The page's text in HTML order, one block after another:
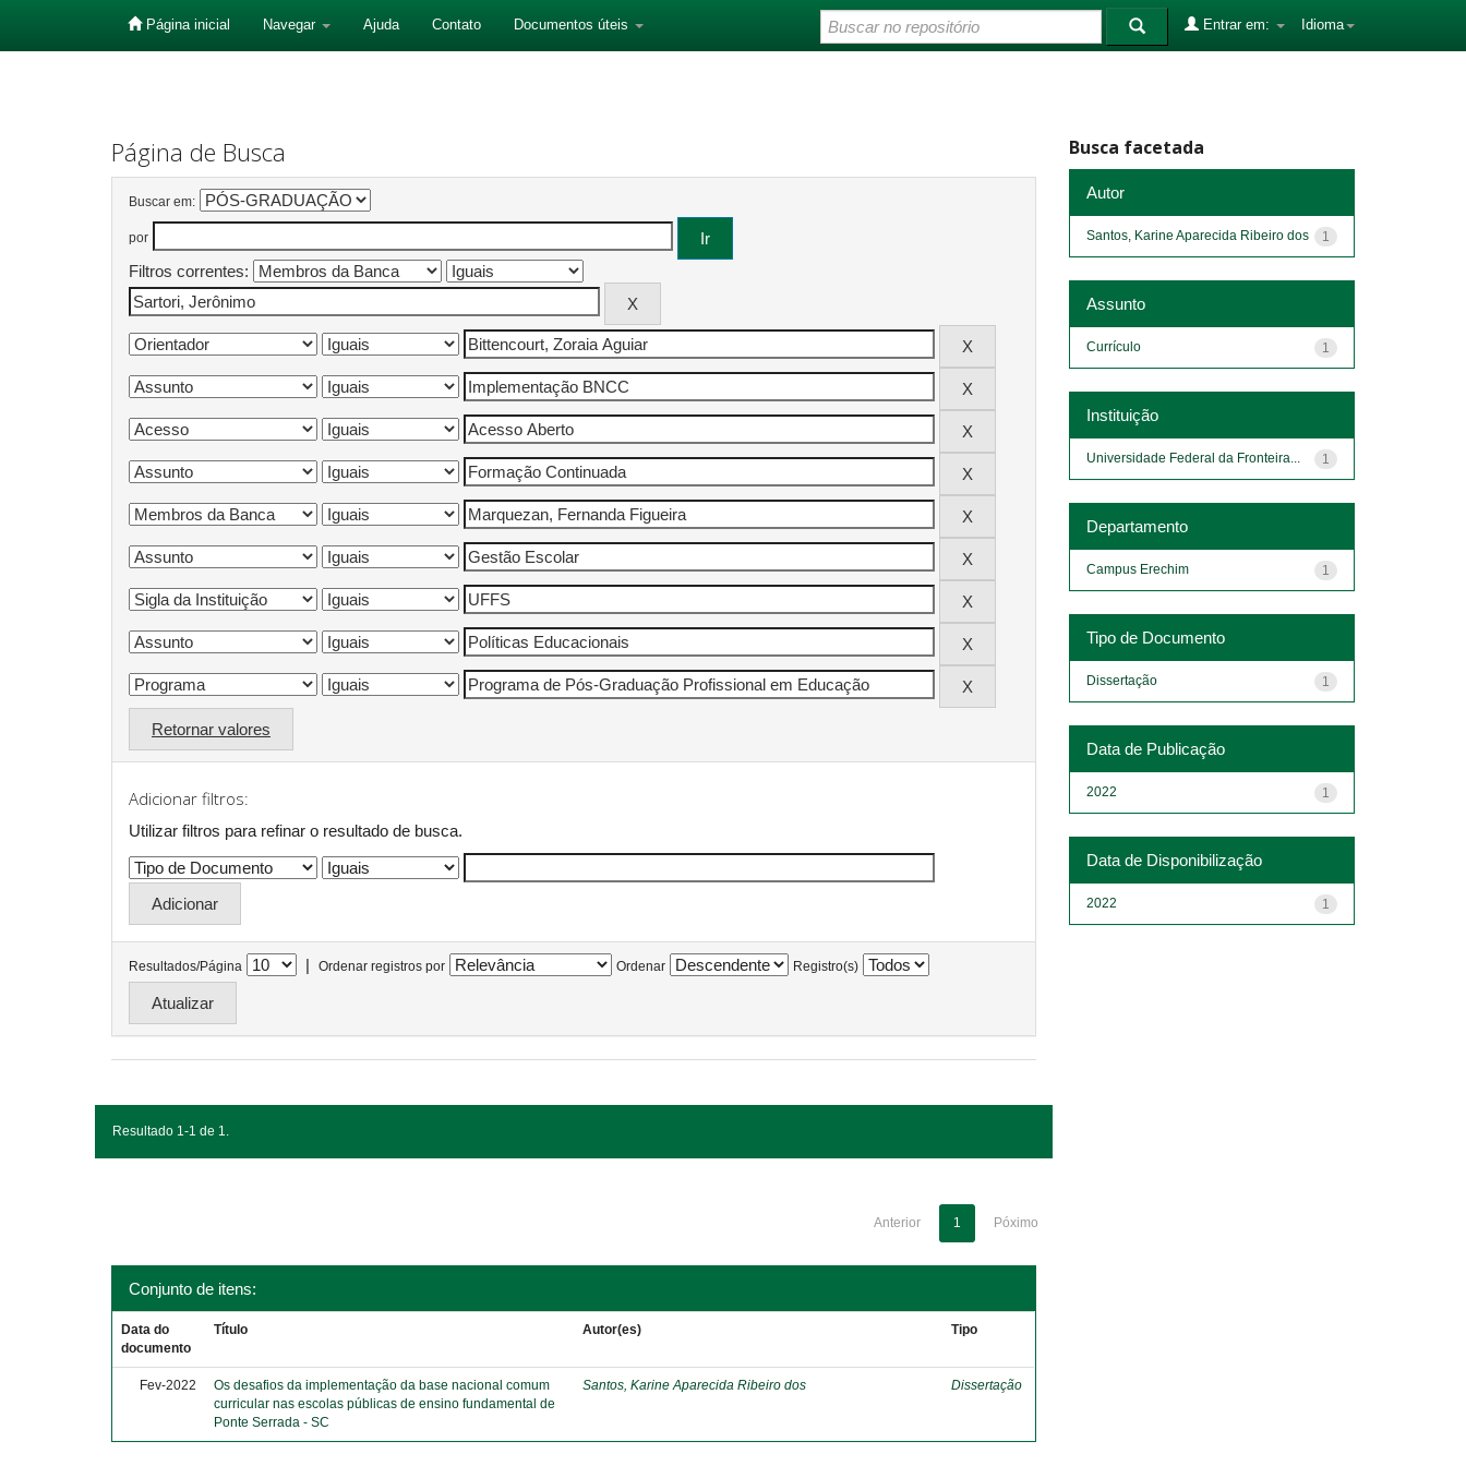
Página inicial Navegar Ajuda Contato Documentos úteis Idioma
Entrar em:
Página de Busca
Buscar em:
por
Filtros correntes:
Retornar valores
Adicionar filtros:
Utilizar filtros para refinar o resultado de busca.
Resultados/Página | Ordenar registros por Ordenar Registro(s)
Resultado 1-1 de 1.
Anterior 1 Póximo
Conjunto de itens:
Data do
documento
Título Autor(es) Tipo
Fev-2022
Os desafios da implementação da base nacional comum
curricular nas escolas públicas de ensino fundamental de
Ponte Serrada - SC
Santos, Karine Aparecida Ribeiro dos Dissertação
Busca facetada
Autor
1
Santos, Karine Aparecida Ribeiro dos
Assunto
1
Currículo
Instituição
1
Universidade Federal da Fronteira...
Departamento
1
Campus Erechim
Tipo de Documento
1
Dissertação
Data de Publicação
1
2022
Data de Disponibilização
1
2022